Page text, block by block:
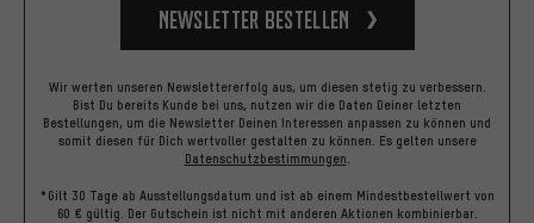
Newsletter bestellen
Wir werten unseren Newslettererfolg aus, um diesen stetig zu verbessern.
Bist Du bereits Kunde bei uns, nutzen wir die Daten Deiner letzten
Bestellungen, um die Newsletter Deinen Interessen anpassen zu können und
somit diesen für Dich wertvoller gestalten zu können. Es gelten unsere
Datenschutzbestimmungen.
*Gilt 30 Tage ab Ausstellungsdatum und ist ab einem Mindestbestellwert von
60 € gültig. Der Gutschein ist nicht mit anderen Aktionen kombinierbar.